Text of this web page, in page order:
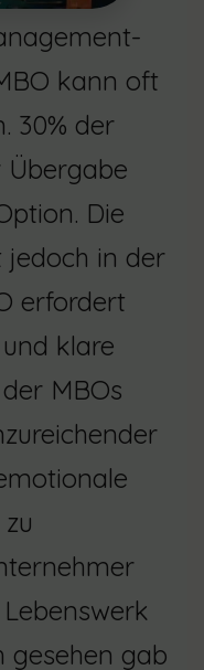
kann oft
30% der
Übergabe
Die
jedoch in der
erfordert
klare
MBOs
gesehen gab